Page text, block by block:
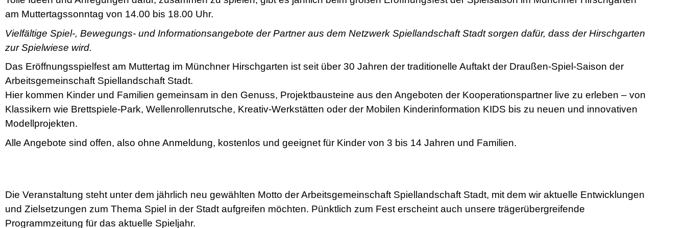
am Muttertagssonntag von 14.00 bis 18.00 Uhr.
Vielfältige Spiel-, Bewegungs- und Informationsangebote der Partner aus dem Netzwerk Spiellandschaft Stadt sorgen dafür, dass der Hirschgarten
zur Spielwiese wird.
Das Eröffnungsspielfest am Muttertag im Münchner Hirschgarten ist seit über 30 Jahren der traditionelle Auftakt der Draußen-Spiel-Saison der
Arbeitsgemeinschaft Spiellandschaft Stadt.
Hier kommen Kinder und Familien gemeinsam in den Genuss, Projektbausteine aus den Angeboten der Kooperationspartner live zu erleben – von
Klassikern wie Brettspiele-Park, Wellenrollenrutsche, Kreativ-Werkstätten oder der Mobilen Kinderinformation KIDS bis zu neuen und innovativen
Modellprojekten.
Alle Angebote sind offen, also ohne Anmeldung, kostenlos und geeignet für Kinder von 3 bis 14 Jahren und Familien.
Die Veranstaltung steht unter dem jährlich neu gewählten Motto der Arbeitsgemeinschaft Spiellandschaft Stadt, mit dem wir aktuelle Entwicklungen
und Zielsetzungen zum Thema Spiel in der Stadt aufgreifen möchten. Pünktlich zum Fest erscheint auch unsere trägerübergreifende
Programmzeitung für das aktuelle Spieljahr.